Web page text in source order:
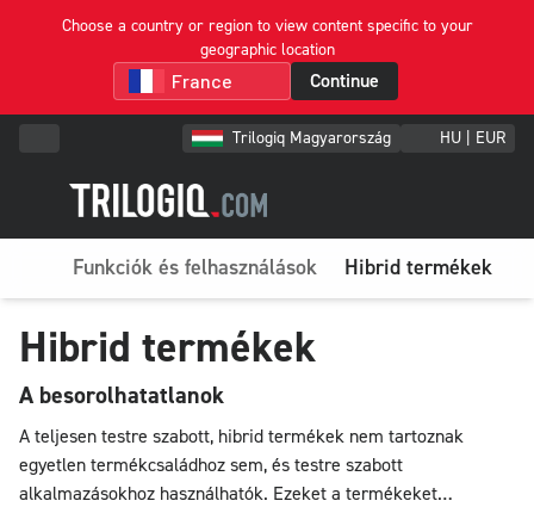
Choose a country or region to view content specific to your
geographic location
Continue
Trilogiq Magyarország HU | EUR
Funkciók és felhasználások Hibrid termékek
Hibrid termékek
A besorolhatatlanok
A teljesen testre szabott, hibrid termékek nem tartoznak
egyetlen termékcsaládhoz sem, és testre szabott
alkalmazásokhoz használhatók. Ezeket a termékeket